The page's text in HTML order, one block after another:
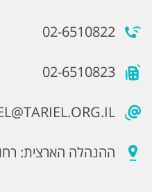
02-6510822
02-6510823
ההנהלה הארצית: רחוב הבושם